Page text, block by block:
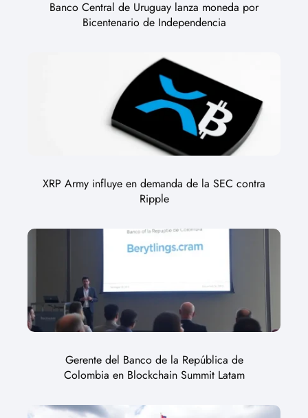
Banco Central de Uruguay lanza moneda por
Bicentenario de Independencia
XRP Army influye en demanda de la SEC contra
Ripple
Gerente del Banco de la República de
Colombia en Blockchain Summit Latam